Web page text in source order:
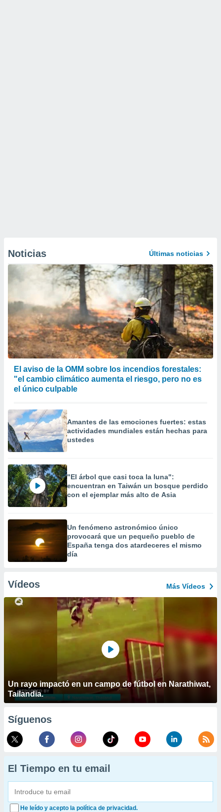
Noticias Últimas noticias
El aviso de la OMM sobre los incendios forestales:
"el cambio climático aumenta el riesgo, pero no es
el único culpable
Amantes de las emociones fuertes: estas
actividades mundiales están hechas para
ustedes
"El árbol que casi toca la luna":
encuentran en Taiwán un bosque perdido
con el ejemplar más alto de Asia
Un fenómeno astronómico único
provocará que un pequeño pueblo de
España tenga dos atardeceres el mismo
día
Vídeos Más Vídeos
Un rayo impactó en un campo de fútbol en Narathiwat,
Tailandia.
Síguenos
El Tiempo en tu email
He leído y acepto la política de privacidad.